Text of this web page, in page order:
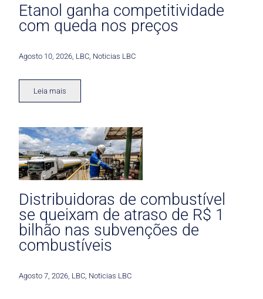
Etanol ganha competitividade
com queda nos preços
Agosto 10, 2026 LBC Noticias LBC
Leia mais
Distribuidoras de combustível
se queixam de atraso de R$ 1
bilhão nas subvenções de
combustíveis
Agosto 7, 2026 LBC Noticias LBC